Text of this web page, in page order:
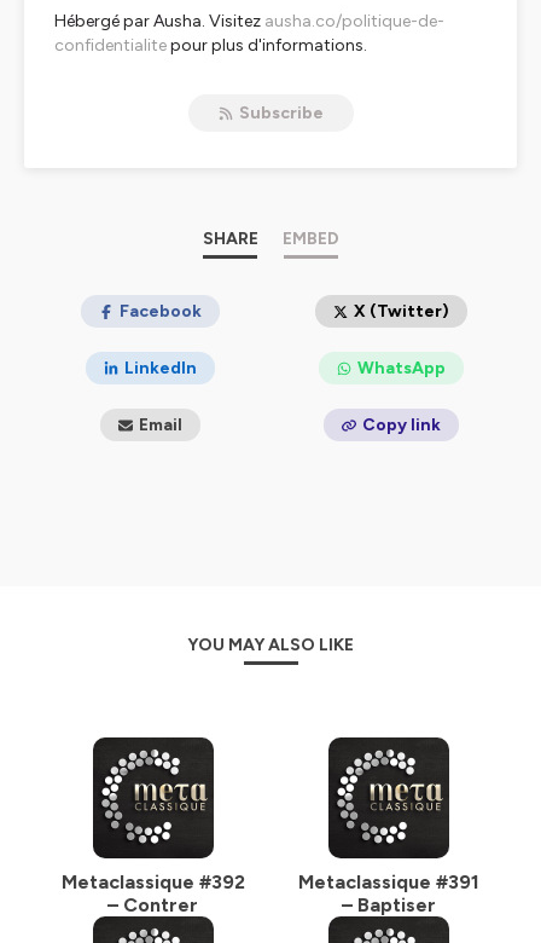
Hébergé par Ausha. Visitez ausha.co/politique-de-
confidentialitepour plus d'informations.
Subscribe
SHARE EMBED
Facebook X (Twitter)
LinkedIn WhatsApp
Email Copy link
YOU MAY ALSO LIKE
Metaclassique #392
– Contrer
Metaclassique #391
– Baptiser